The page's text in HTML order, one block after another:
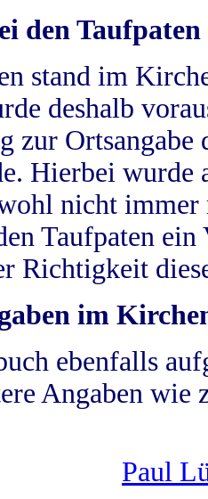
den Taufpaten
stand im
deshalb
zur
Hierbei wurde
nicht
Taufpaten
Richtigkeit
im
ebenfalls
Angaben wie
Paul